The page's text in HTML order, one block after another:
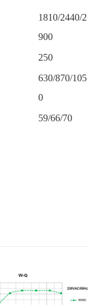
1810/2440/2
900
250
630/870/105
0
59/66/70